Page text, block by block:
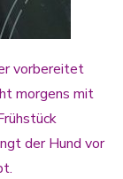
vorbereitet
morgens mit
der Hund vor